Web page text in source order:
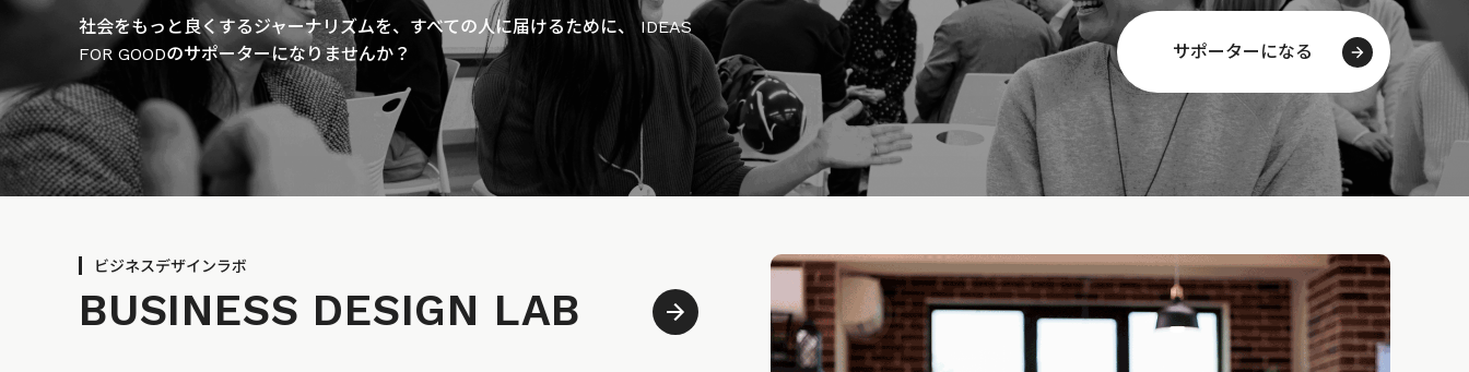
社会をもっと良くするジャーナリズムを、すべての人に届けるために、 IDEAS
FOR GOODのサポーターになりませんか？
サポーターになる
ビジネスデザインラボ
BUSINESS DESIGN LAB